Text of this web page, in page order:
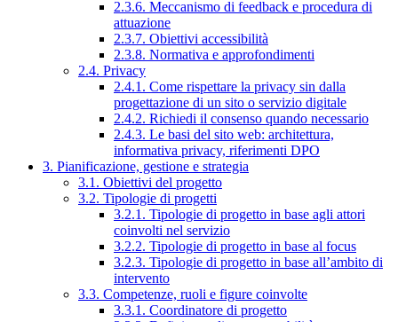
2.3.6. Meccanismo di feedback e procedura di
attuazione
2.3.7. Obiettivi accessibilità
2.3.8. Normativa e approfondimenti
2.4. Privacy
2.4.1. Come rispettare la privacy sin dalla
progettazione di un sito o servizio digitale
2.4.2. Richiedi il consenso quando necessario
2.4.3. Le basi del sito web: architettura,
informativa privacy, riferimenti DPO
3. Pianificazione, gestione e strategia
3.1. Obiettivi del progetto
3.2. Tipologie di progetti
3.2.1. Tipologie di progetto in base agli attori
coinvolti nel servizio
3.2.2. Tipologie di progetto in base al focus
3.2.3. Tipologie di progetto in base all’ambito di
intervento
3.3. Competenze, ruoli e figure coinvolte
3.3.1. Coordinatore di progetto